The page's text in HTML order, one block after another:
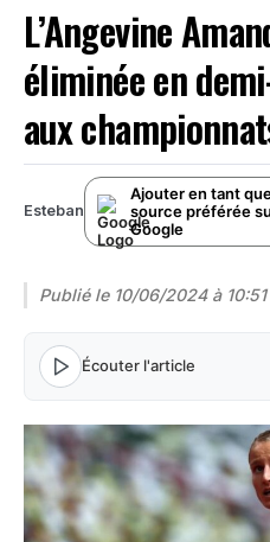
L’Angevine
éliminée en
aux
Esteban
Ajouter en tant
source préférée
Google
Publié le 10/06/2024 à 10:51
Écouter l'article